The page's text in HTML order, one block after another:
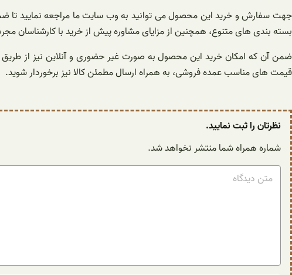
جهت سفارش و خرید این محصول می توانید به وب سایت ما مراجعه نمایید تا
بسته بندی های متنوع، همچنین از مزایای مشاوره پیش از خرید با کارشناسان
ضمن آن که امکان خرید این محصول به صورت غیر حضوری و آنلاین نیز از
قیمت های مناسب عمده فروشی، به همراه ارسال مطمئن کالا نیز برخوردار شوید.
نظرتان را ثبت نمایید.
شماره همراه شما منتشر نخواهد شد.